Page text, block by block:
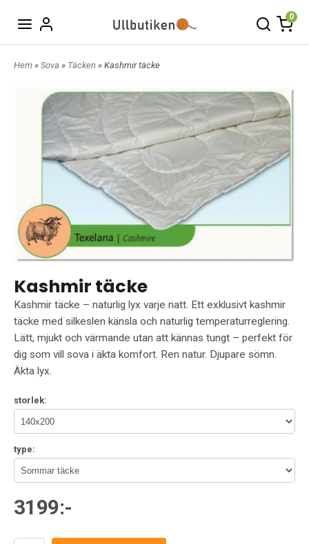
0
Hem » Sova » Täcken » Kashmir täcke
Kashmir täcke
Kashmir täcke – naturlig lyx varje natt. Ett exklusivt kashmir
täcke med silkeslen känsla och naturlig temperaturreglering.
Lätt, mjukt och värmande utan att kännas tungt – perfekt för
dig som vill sova i äkta komfort. Ren natur. Djupare sömn.
Äkta lyx.
storlek:
type:
3199:-